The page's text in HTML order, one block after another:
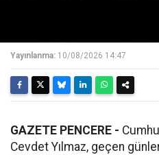
Yayınlanma: 10/08/2026 14:47
GAZETE PENCERE -
Cevdet Yılmaz, geçen